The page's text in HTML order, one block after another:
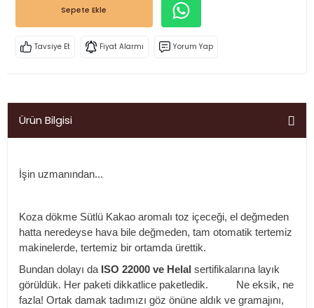
Sepete Ekle
Tavsiye Et Fiyat Alarmı Yorum Yap
Ürün Bilgisi
İşin uzmanından...
Koza dökme Sütlü Kakao aromalı toz içeceği, el değmeden
hatta neredeyse hava bile değmeden, tam otomatik tertemiz
makinelerde, tertemiz bir ortamda ürettik.
Bundan dolayı da ISO 22000 ve Helal sertifikalarına layık
görüldük. Her paketi dikkatlice paketledik. Ne eksik, ne
fazla! Ortak damak tadımızı göz önüne aldık ve gramajını,